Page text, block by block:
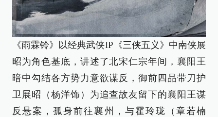
《雨霖铃》以经典武侠IP《三侠五义》中南侠展
昭为角色基底，讲述了北宋仁宗年间，襄阳王
暗中勾结各方势力意欲谋反，御前四品带刀护
卫展昭（杨洋饰）为追查故友留下的襄阳王谋
反悬案，孤身前往襄州，与霍玲珑（章若楠